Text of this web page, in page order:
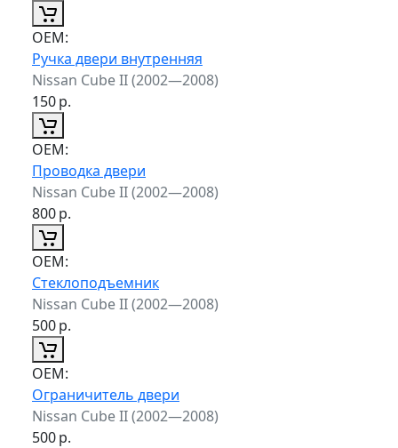
ОЕМ:
Ручка двери внутренняя
Nissan Cube II (2002—2008)
150р.
ОЕМ:
Проводка двери
Nissan Cube II (2002—2008)
800р.
ОЕМ:
Стеклоподъемник
Nissan Cube II (2002—2008)
500р.
ОЕМ:
Ограничитель двери
Nissan Cube II (2002—2008)
500р.